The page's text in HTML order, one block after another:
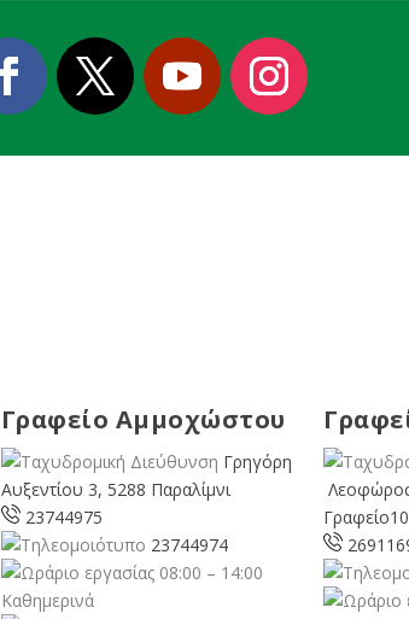
Γραφείο Αμμοχώστου
Γρηγόρη
Αυξεντίου 3, 5288 Παραλίμνι
23744975
23744974
08:00 – 14:00
Καθημερινά